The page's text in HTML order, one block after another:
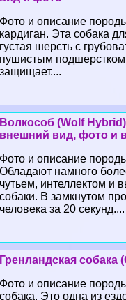
Фото и описание
кардиган. Эта собака
густая шерсть с
пушистым
защищает....
Волкособ (Wolf
внешний вид, фото и
Фото и описание
Обладают намного
чутьем, интеллектом и
собаки. В замкнутом
человека за 20 секунд....
Гренландская собака
Фото и описание
собака. Это одна из